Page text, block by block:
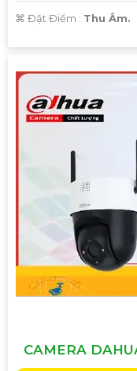
️⌘ Đặt Điểm : Thu Âm.
CAMERA